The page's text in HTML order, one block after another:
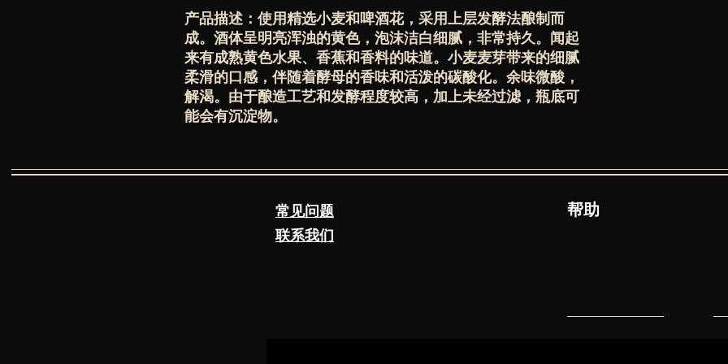
产品描述：使用精选小麦和啤酒花，采用上层发酵法酿制而
成。酒体呈明亮浑浊的黄色，泡沫洁白细腻，非常持久。闻起
来有成熟黄色水果、香蕉和香料的味道。小麦麦芽带来的细腻
柔滑的口感，伴随着酵母的香味和活泼的碳酸化。余味微酸，
解渴。由于酿造工艺和发酵程度较高，加上未经过滤，瓶底可
能会有沉淀物。
常见问题
联系我们
​帮助